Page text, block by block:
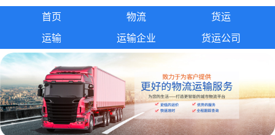
首页 物流 货运
运输 运输企业 货运公司